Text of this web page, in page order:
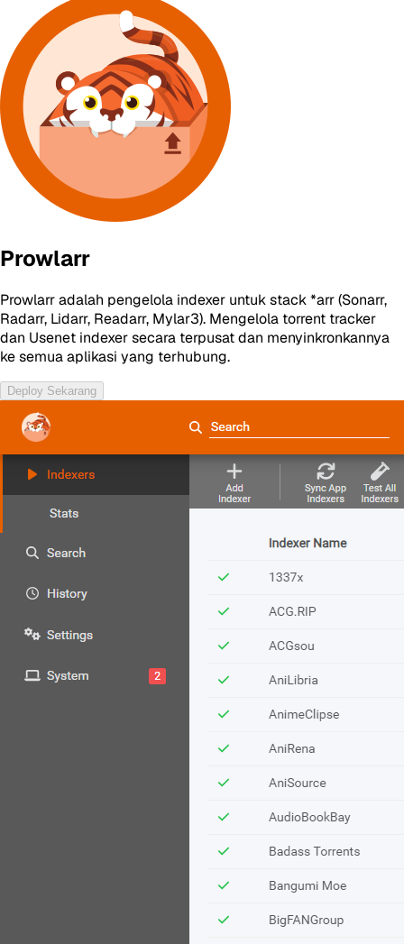
Prowlarr
Prowlarr adalah pengelola indexer untuk stack *arr (Sonarr,
Radarr, Lidarr, Readarr, Mylar3). Mengelola torrent tracker
dan Usenet indexer secara terpusat dan menyinkronkannya
ke semua aplikasi yang terhubung.
Deploy Sekarang